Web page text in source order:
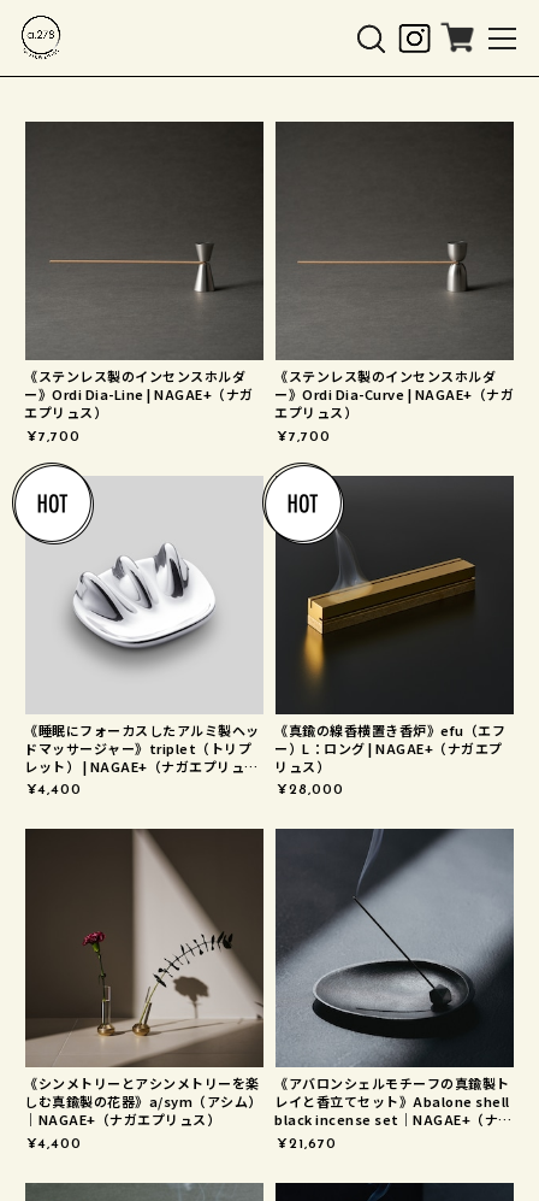
《ステンレス製のインセンスホルダ
ー》Ordi Dia-Line | NAGAE+（ナガ
エプリュス）
¥7,700
《ステンレス製のインセンスホルダ
ー》Ordi Dia-Curve | NAGAE+（ナガ
エプリュス）
¥7,700
《睡眠にフォーカスしたアルミ製ヘッ
ドマッサージャー》triplet（トリプ
レット） | NAGAE+（ナガエプリュ
ス）
¥4,400
《真鍮の線香横置き香炉》efu（エフ
ー）L：ロング | NAGAE+（ナガエプ
リュス）
¥28,000
《シンメトリーとアシンメトリーを楽
しむ真鍮製の花器》a/sym（アシム）
｜NAGAE+（ナガエプリュス）
¥4,400
《アバロンシェルモチーフの真鍮製ト
レイと香立てセット》Abalone shell
black incense set｜NAGAE+（ナガ
エプリュス）
¥21,670